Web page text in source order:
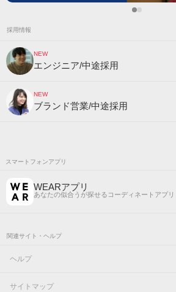
採用情報
NEW
エンジニア/中途採用
NEW
ブランド営業/中途採用
スマートフォンアプリ
WEARアプリ
あなたの似合うが探せるコーディネートアプリ
関連サイト・ヘルプ
ヘルプ
サイトマップ